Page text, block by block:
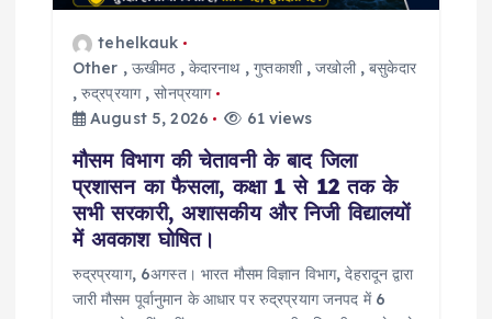
tehelkauk
Other , ऊखीमठ, केदारनाथ,गुप्तकाशी,जखोली,बसुकेदार
,रुद्रप्रयाग,सोनप्रयाग
August 5, 2026
61 views
मौसम विभाग की चेतावनी के बाद जिला
प्रशासन का फैसला, कक्षा 1 से 12 तक के
सभी सरकारी, अशासकीय और निजी विद्यालयों
में अवकाश घोषित।
रुद्रप्रयाग, 6अगस्त। भारत मौसम विज्ञान विभाग, देहरादून द्वारा
जारी मौसम पूर्वानुमान के आधार पर रुद्रप्रयाग जनपद में 6